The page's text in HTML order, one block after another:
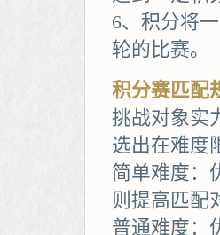
6、积分将
轮的比赛。
积分赛匹配
挑战对象实
选出在难度
简单难度：
则提高匹配
普通难度：